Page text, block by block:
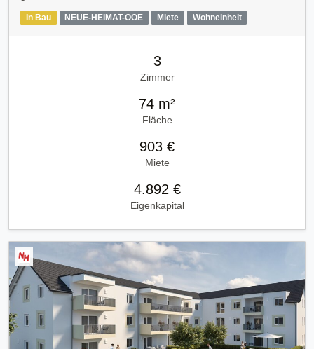
In Bau NEUE-HEIMAT-OOE Miete Wohneinheit
3
Zimmer
74 m²
Fläche
903 €
Miete
4.892 €
Eigenkapital